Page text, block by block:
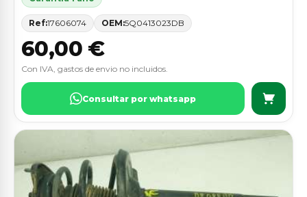
Ref:17606074 OEM:5Q0413023DB
60,00 €
Con IVA, gastos de envio no incluidos.
Consultar por whatsapp